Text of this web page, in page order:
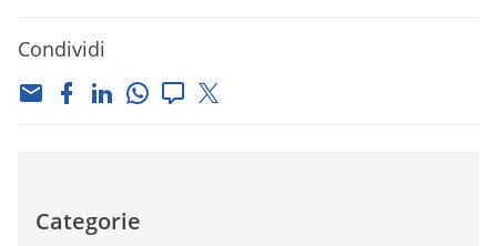
Condividi
Categorie